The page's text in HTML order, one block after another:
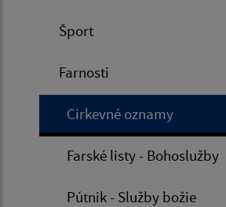
Šport
Farnosti
Cirkevné oznamy
Farské listy - Bohoslužby
Pútnik - Služby božie